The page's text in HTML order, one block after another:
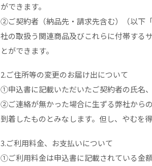
ができます。
②ご契約者（納品先・請求先含む）（以下
社の取扱う関連商品及びこれらに付帯する
とができます。
2.ご住所等の変更のお届け出について
①申込書に記載いただいたご契約者の氏名
②ご連絡が無かった場合に生ずる弊社から
到着したものとみなします。但し、やむを
3.ご利用料金、お支払いについて
①ご利用料金は申込書に記載されている金額